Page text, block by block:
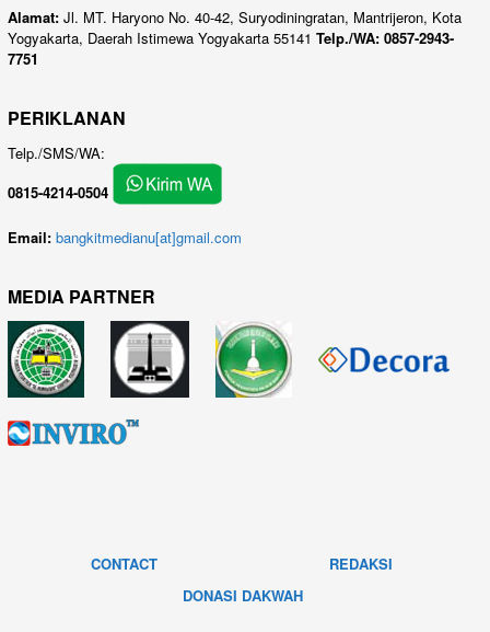
Alamat: Jl. MT. Haryono No. 40-42, Suryodiningratan, Mantrijeron, Kota
Yogyakarta, Daerah Istimewa Yogyakarta 55141 Telp./WA: 0857-2943-
7751
PERIKLANAN
Telp./SMS/WA:
0815-4214-0504
Email: bangkitmedianu[at]gmail.com
MEDIA PARTNER
CONTACT
REDAKSI
DONASI DAKWAH